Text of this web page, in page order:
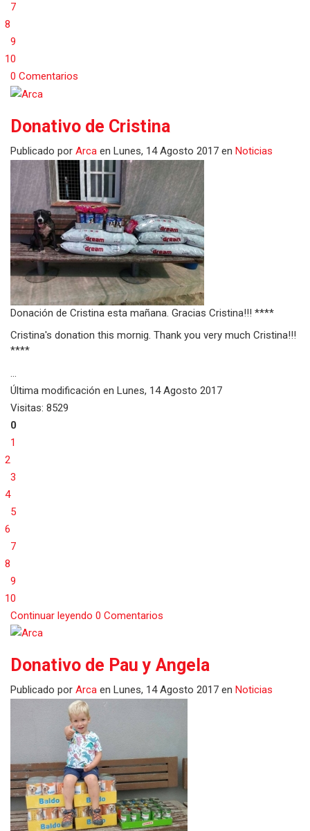
7
8
9
10
0 Comentarios
Donativo de Cristina
Publicado por Arca en Lunes, 14 Agosto 2017 en Noticias
Donación de Cristina esta mañana. Gracias Cristina!!! ****
Cristina's donation this mornig. Thank you very much Cristina!!!
****
...
Última modificación en Lunes, 14 Agosto 2017
Visitas: 8529
0
1
2
3
4
5
6
7
8
9
10
Continuar leyendo 0 Comentarios
Donativo de Pau y Angela
Publicado por Arca en Lunes, 14 Agosto 2017 en Noticias